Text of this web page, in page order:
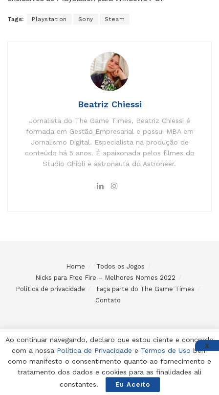
Tags: Playstation Sony Steam
Beatriz Chiessi
Jornalista do The Game Times, Beatriz Chiessi é
formada em Gestão Empresarial e possui MBA em
Jornalismo Digital. Especialista na produção de
conteúdo há 5 anos. É apaixonada pelos filmes do
Studio Ghibli e astronauta do Astroneer.
Home
Todos os Jogos
Nicks para Free Fire – Melhores Nomes 2022
Política de privacidade
Faça parte do The Game Times
Contato
© 2024 Desenvolvido e mantido por Code Soluções
Ao continuar navegando, declaro que estou ciente e concordo
com a nossa Política de Privacidade e Termos de Uso bem
como manifesto o consentimento quanto ao fornecimento e
tratamento dos dados e cookies para as finalidades ali
constantes.
Eu Aceito
X